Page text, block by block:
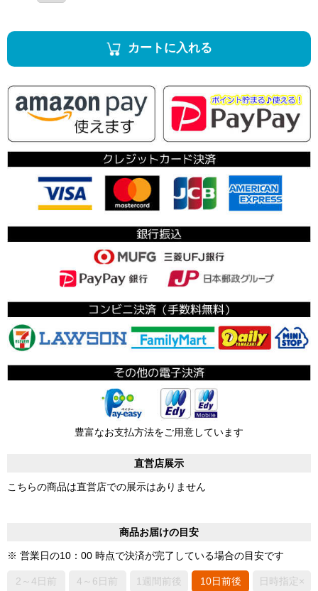
カートに入れる
豊富なお支払方法をご用意しています
直営店展示
こちらの商品は直営店での展示はありません
商品お届けの目安
※ 営業日の10：00 時点で決済が完了している場合の目安です
2～4日前
4～6日前
1週間前後 10日前後 日時指定×